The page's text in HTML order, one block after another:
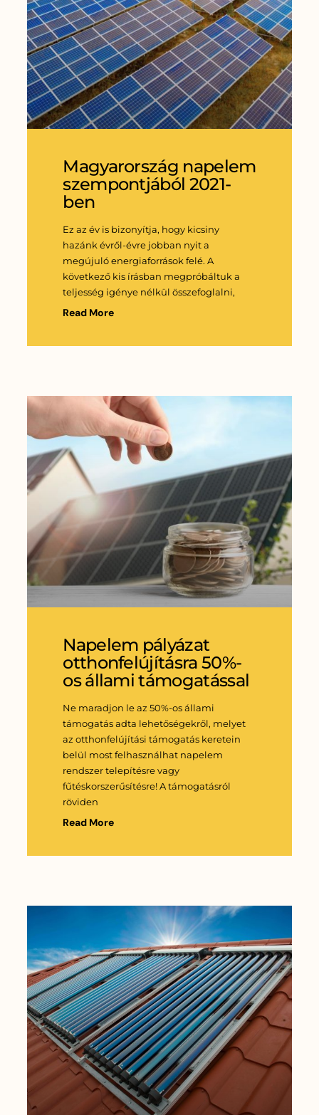
Magyarország napelem
szempontjából 2021-
ben
Ez az év is bizonyítja, hogy kicsiny
hazánk évről-évre jobban nyit a
megújuló energiaforrások felé. A
következő kis írásban megpróbáltuk a
teljesség igénye nélkül összefoglalni,
Read More
Napelem pályázat
otthonfelújításra 50%-
os állami támogatással
Ne maradjon le az 50%-os állami
támogatás adta lehetőségekről, melyet
az otthonfelújítási támogatás keretein
belül most felhasználhat napelem
rendszer telepítésre vagy
fűtéskorszerűsítésre! A támogatásról
röviden
Read More